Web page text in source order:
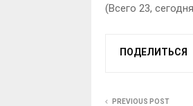
(Всего 23,
ПОДЕЛИТЬСЯ
PREVIOUS POST